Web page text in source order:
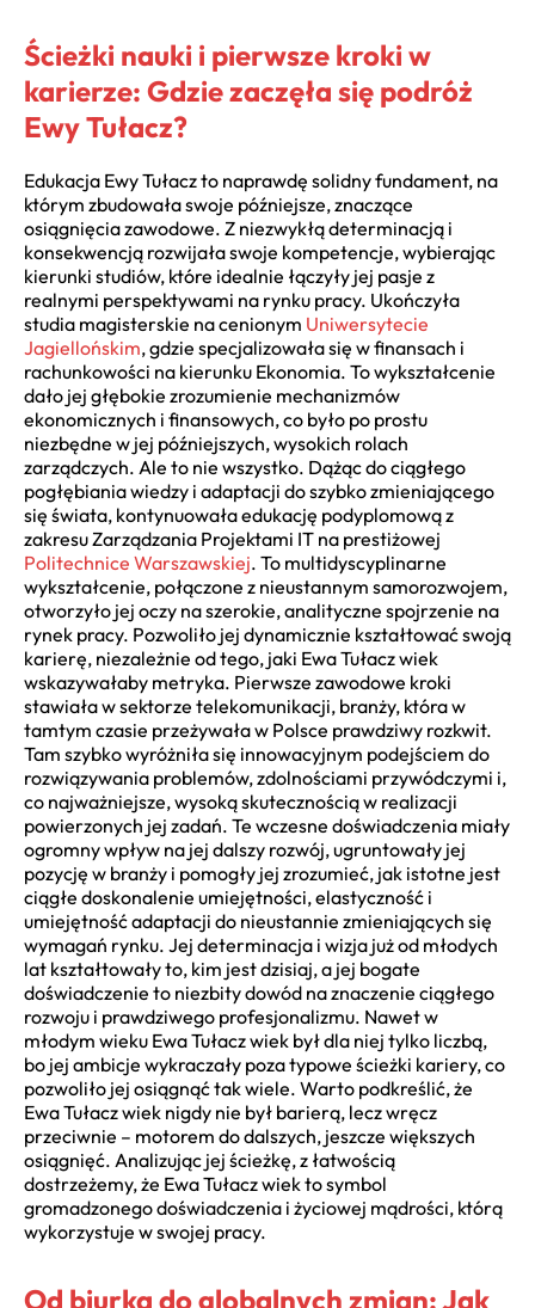
Ścieżki nauki i pierwsze kroki w
karierze: Gdzie zaczęła się podróż
Ewy Tułacz?
Edukacja Ewy Tułacz to naprawdę solidny fundament, na
którym zbudowała swoje późniejsze, znaczące
osiągnięcia zawodowe. Z niezwykłą determinacją i
konsekwencją rozwijała swoje kompetencje, wybierając
kierunki studiów, które idealnie łączyły jej pasje z
realnymi perspektywami na rynku pracy. Ukończyła
studia magisterskie na cenionym Uniwersytecie
Jagiellońskim, gdzie specjalizowała się w finansach i
rachunkowości na kierunku Ekonomia. To wykształcenie
dało jej głębokie zrozumienie mechanizmów
ekonomicznych i finansowych, co było po prostu
niezbędne w jej późniejszych, wysokich rolach
zarządczych. Ale to nie wszystko. Dążąc do ciągłego
pogłębiania wiedzy i adaptacji do szybko zmieniającego
się świata, kontynuowała edukację podyplomową z
zakresu Zarządzania Projektami IT na prestiżowej
Politechnice Warszawskiej. To multidyscyplinarne
wykształcenie, połączone z nieustannym samorozwojem,
otworzyło jej oczy na szerokie, analityczne spojrzenie na
rynek pracy. Pozwoliło jej dynamicznie kształtować swoją
karierę, niezależnie od tego, jaki Ewa Tułacz wiek
wskazywałaby metryka. Pierwsze zawodowe kroki
stawiała w sektorze telekomunikacji, branży, która w
tamtym czasie przeżywała w Polsce prawdziwy rozkwit.
Tam szybko wyróżniła się innowacyjnym podejściem do
rozwiązywania problemów, zdolnościami przywódczymi i,
co najważniejsze, wysoką skutecznością w realizacji
powierzonych jej zadań. Te wczesne doświadczenia miały
ogromny wpływ na jej dalszy rozwój, ugruntowały jej
pozycję w branży i pomogły jej zrozumieć, jak istotne jest
ciągłe doskonalenie umiejętności, elastyczność i
umiejętność adaptacji do nieustannie zmieniających się
wymagań rynku. Jej determinacja i wizja już od młodych
lat kształtowały to, kim jest dzisiaj, a jej bogate
doświadczenie to niezbity dowód na znaczenie ciągłego
rozwoju i prawdziwego profesjonalizmu. Nawet w
młodym wieku Ewa Tułacz wiek był dla niej tylko liczbą,
bo jej ambicje wykraczały poza typowe ścieżki kariery, co
pozwoliło jej osiągnąć tak wiele. Warto podkreślić, że
Ewa Tułacz wiek nigdy nie był barierą, lecz wręcz
przeciwnie – motorem do dalszych, jeszcze większych
osiągnięć. Analizując jej ścieżkę, z łatwością
dostrzeżemy, że Ewa Tułacz wiek to symbol
gromadzonego doświadczenia i życiowej mądrości, którą
wykorzystuje w swojej pracy.
Od biurka do globalnych zmian: Jak